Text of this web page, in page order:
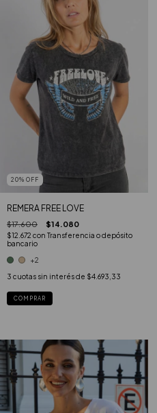
20% OFF
REMERA FREE LOVE
$17.600 $14.080
$12.672 con Transferencia o depósito
bancario
+2
3 cuotas sin interés de $4.693,33
COMPRAR